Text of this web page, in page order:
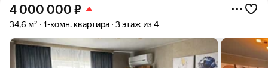
4 000 000 ₽
34,6 м² 1-комн. квартира 3 этаж из 4